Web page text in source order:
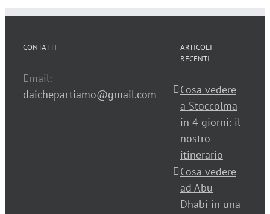
CONTATTI
Email:
daichepartiamo@gmail.com
ARTICOLI
RECENTI
Cosa vedere
a Stoccolma
in 4 giorni: il
nostro
itinerario
Cosa vedere
ad Abu
Dhabi in una